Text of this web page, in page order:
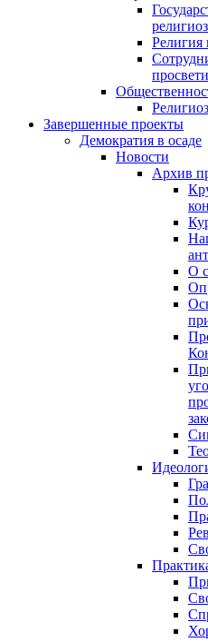
Религия
Завершенные проекты
Демократия в осаде
Новости
Архив
О